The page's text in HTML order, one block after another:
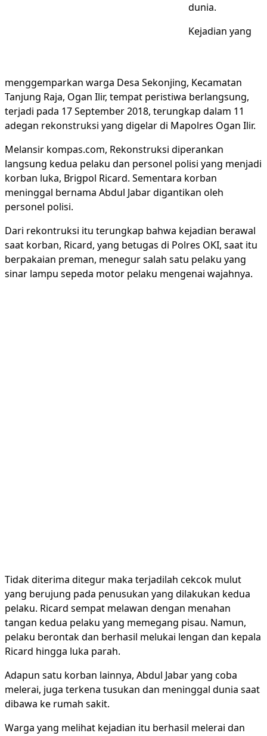
dunia.
Kejadian yang
menggemparkan warga Desa Sekonjing, Kecamatan
Tanjung Raja, Ogan Ilir, tempat peristiwa berlangsung,
terjadi pada 17 September 2018, terungkap dalam 11
adegan rekonstruksi yang digelar di Mapolres Ogan Ilir.
Melansir kompas.com, Rekonstruksi diperankan
langsung kedua pelaku dan personel polisi yang menjadi
korban luka, Brigpol Ricard. Sementara korban
meninggal bernama Abdul Jabar digantikan oleh
personel polisi.
Dari rekontruksi itu terungkap bahwa kejadian berawal
saat korban, Ricard, yang betugas di Polres OKI, saat itu
berpakaian preman, menegur salah satu pelaku yang
sinar lampu sepeda motor pelaku mengenai wajahnya.
Tidak diterima ditegur maka terjadilah cekcok mulut
yang berujung pada penusukan yang dilakukan kedua
pelaku. Ricard sempat melawan dengan menahan
tangan kedua pelaku yang memegang pisau. Namun,
pelaku berontak dan berhasil melukai lengan dan kepala
Ricard hingga luka parah.
Adapun satu korban lainnya, Abdul Jabar yang coba
melerai, juga terkena tusukan dan meninggal dunia saat
dibawa ke rumah sakit.
Warga yang melihat kejadian itu berhasil melerai dan